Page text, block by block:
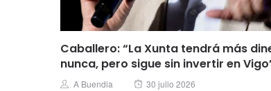
Caballero: “La Xunta tendrá más
nunca, pero sigue sin invertir en
Author
A Buendia
Posted
30 julio 2026